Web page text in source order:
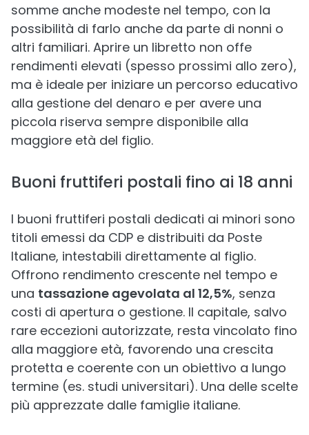
somme anche modeste nel tempo, con la
possibilità di farlo anche da parte di nonni o
altri familiari. Aprire un libretto non offe
rendimenti elevati (spesso prossimi allo zero),
ma è ideale per iniziare un percorso educativo
alla gestione del denaro e per avere una
piccola riserva sempre disponibile alla
maggiore età del figlio.
Buoni fruttiferi postali fino ai 18 anni
I buoni fruttiferi postali dedicati ai minori sono
titoli emessi da CDP e distribuiti da Poste
Italiane, intestabili direttamente al figlio.
Offrono rendimento crescente nel tempo e
una tassazione agevolata al 12,5%, senza
costi di apertura o gestione. Il capitale, salvo
rare eccezioni autorizzate, resta vincolato fino
alla maggiore età, favorendo una crescita
protetta e coerente con un obiettivo a lungo
termine (es. studi universitari). Una delle scelte
più apprezzate dalle famiglie italiane.